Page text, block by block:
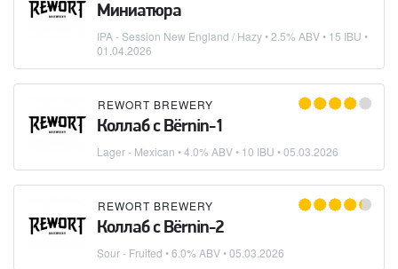
Миниатюра
IPA - Session New England / Hazy• 2.5% ABV • 15 IBU •
01.04.2026
REWORT BREWERY
Коллаб с Bёrnin-1
Lager - Mexican • 4.0% ABV • 10 IBU •05.03.2026
REWORT BREWERY
Коллаб с Bёrnin-2
Sour - Fruited • 6.0% ABV •05.03.2026